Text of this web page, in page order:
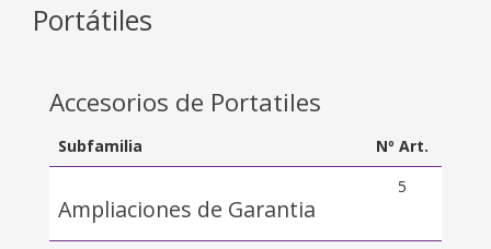
Portátiles
Accesorios de Portatiles
Subfamilia Nº Art.
Ampliaciones de Garantia
5